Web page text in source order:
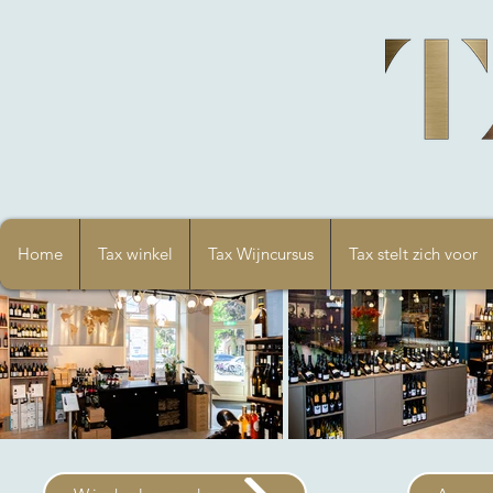
Home Tax winkel Tax Wijncursus Tax stelt zich voor